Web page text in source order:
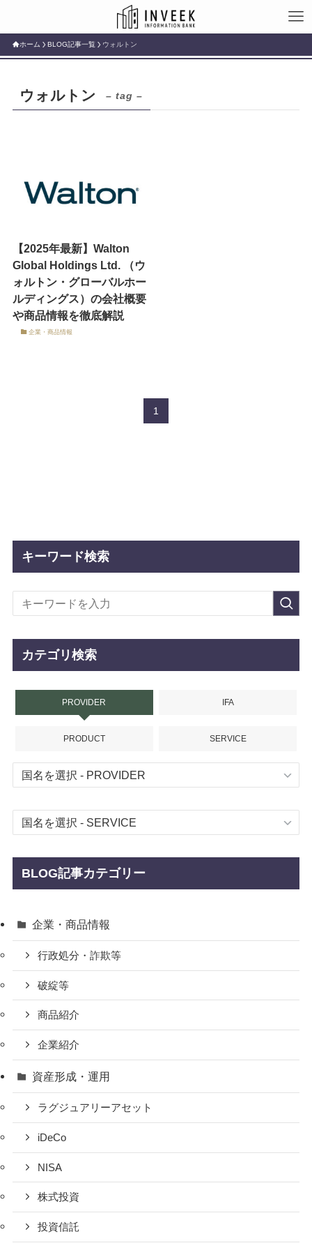
ホーム BLOG記事一覧 ウォルトン
ウォルトン – tag –
【2025年最新】Walton
Global Holdings Ltd. （ウ
ォルトン・グローバルホー
ルディングス）の会社概要
や商品情報を徹底解説
企業・商品情報
1
キーワード検索
カテゴリ検索
PROVIDER IFA
PRODUCT SERVICE
BLOG記事カテゴリー
企業・商品情報
行政処分・詐欺等
破綻等
商品紹介
企業紹介
資産形成・運用
ラグジュアリーアセット
iDeCo
NISA
株式投資
投資信託